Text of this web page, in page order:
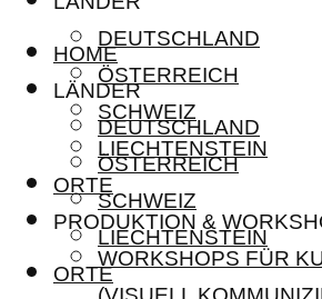
DEUTSCHLAND
ÖSTERREICH
SCHWEIZ
LIECHTENSTEIN
ORTE
PRODUKTION &
WORKSHOPS FÜR
HOME
LÄNDER
DEUTSCHLAND
ÖSTERREICH
SCHWEIZ
LIECHTENSTEIN
ORTE